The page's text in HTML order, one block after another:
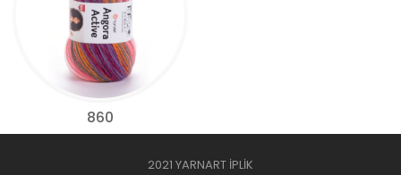
860
2021 YARNART İPLİK